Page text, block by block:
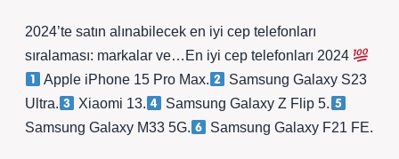
2024’te satın alınabilecek en iyi cep telefonları
sıralaması: markalar ve…En iyi cep telefonları 2024
Apple iPhone 15 Pro Max.
Samsung Galaxy S23
Ultra.
Xiaomi 13.
Samsung Galaxy Z Flip 5.
Samsung Galaxy M33 5G.
Samsung Galaxy F21 FE.